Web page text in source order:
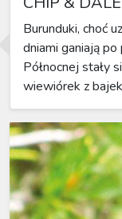
Burunduki, choć
dniami ganiają
Północnej stały
wiewiórek z